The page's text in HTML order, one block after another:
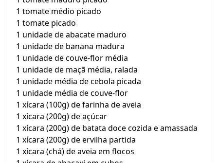
1 tomate médio picado
1 tomate picado
1 unidade de abacate maduro
1 unidade de banana madura
1 unidade de couve-flor média
1 unidade de maçã média, ralada
1 unidade média de cebola picada
1 unidade média de couve-flor
1 xícara (100g) de farinha de aveia
1 xícara (200g) de açúcar
1 xícara (200g) de batata doce cozida e amassada
1 xícara (200g) de ervilha partida
1 xícara (chá) de aveia em flocos